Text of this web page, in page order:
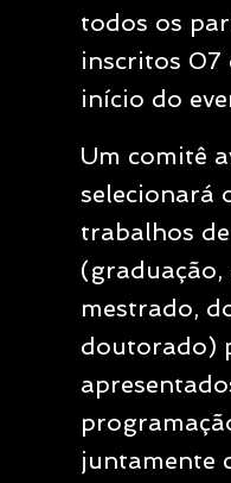
todos os
inscritos 07
início do
Um comitê
selecionará
trabalhos
(graduação,
mestrado,
doutorado)
juntamente